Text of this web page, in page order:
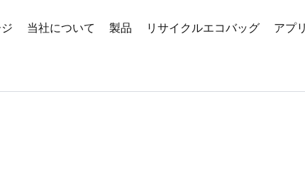
当社について 製品 リサイクルエコバッグ アプ